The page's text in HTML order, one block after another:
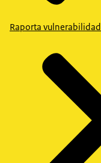
Raporta vulnerabilidad